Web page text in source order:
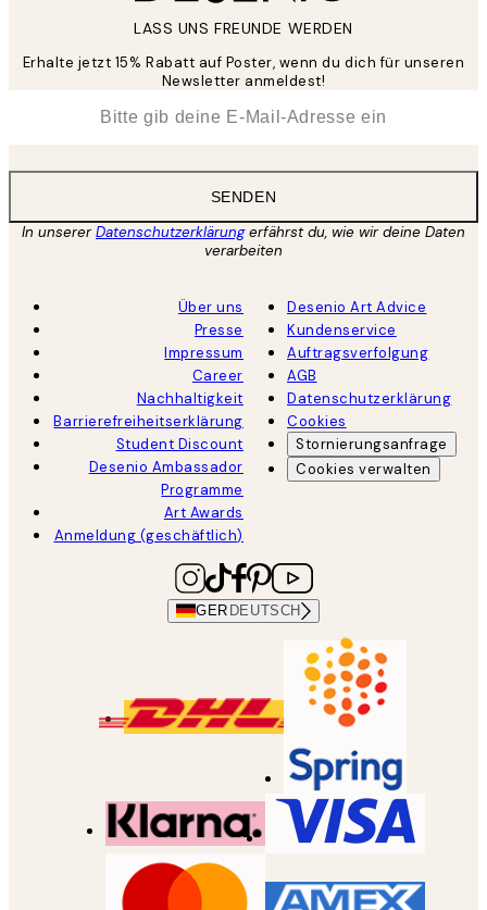
LASS UNS FREUNDE WERDEN
Erhalte jetzt 15% Rabatt auf Poster, wenn du dich für unseren
Newsletter anmeldest!
SENDEN
In unsererDatenschutzerklärungerfährst du, wie wir deine Daten
verarbeiten
Über uns
Presse
Impressum
Career
Nachhaltigkeit
Barrierefreiheitserklärung
Student Discount
Desenio Ambassador
Programme
Art Awards
Anmeldung (geschäftlich)
Desenio Art Advice
Kundenservice
Auftragsverfolgung
AGB
Datenschutzerklärung
Cookies
Stornierungsanfrage
Cookies verwalten
GER DEUTSCH